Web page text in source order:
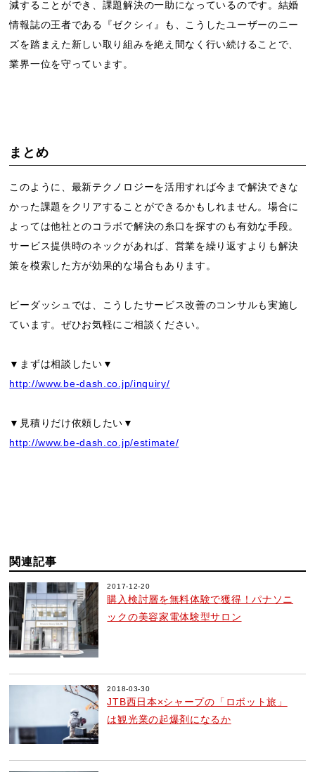
減することができ、課題解決の一助になっているのです。結婚
情報誌の王者である『ゼクシィ』も、こうしたユーザーのニー
ズを踏まえた新しい取り組みを絶え間なく行い続けることで、
業界一位を守っています。
まとめ
このように、最新テクノロジーを活用すれば今まで解決できな
かった課題をクリアすることができるかもしれません。場合に
よっては他社とのコラボで解決の糸口を探すのも有効な手段。
サービス提供時のネックがあれば、営業を繰り返すよりも解決
策を模索した方が効果的な場合もあります。
ビーダッシュでは、こうしたサービス改善のコンサルも実施し
ています。ぜひお気軽にご相談ください。
▼まずは相談したい▼
http://www.be-dash.co.jp/inquiry/
▼見積りだけ依頼したい▼
http://www.be-dash.co.jp/estimate/
関連記事
2017-12-20
購入検討層を無料体験で獲得！パナソニ
ックの美容家電体験型サロン
2018-03-30
JTB西日本×シャープの「ロボット旅」
は観光業の起爆剤になるか